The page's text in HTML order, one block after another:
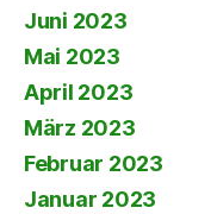
Juni 2023
Mai 2023
April 2023
März 2023
Februar 2023
Januar 2023